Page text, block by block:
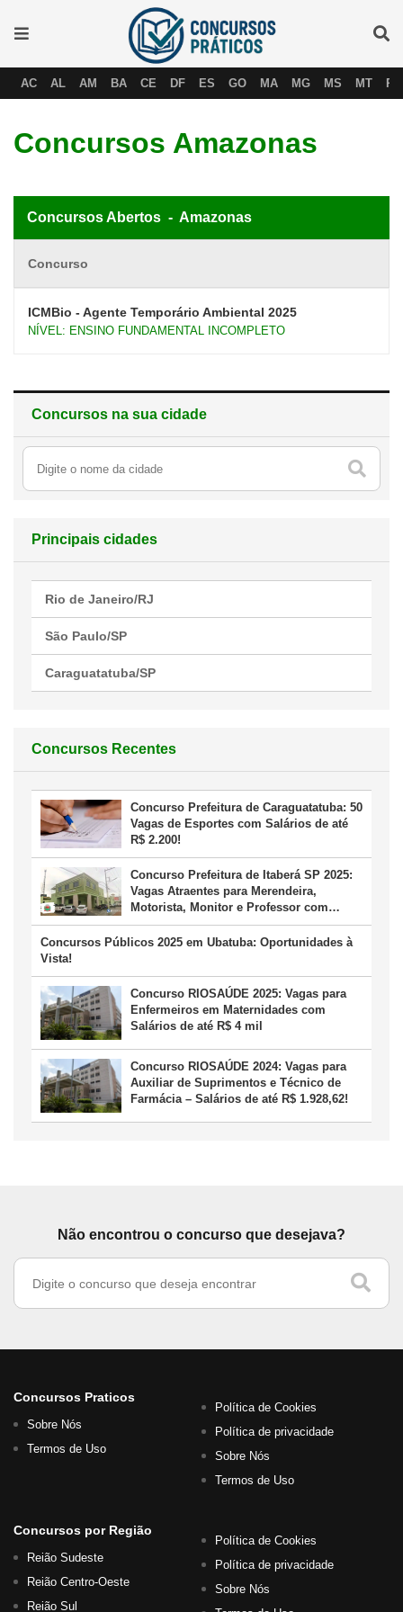
AC AL AM BA CE DF ES GO MA MG MS MT PA
Concursos Amazonas
Concursos Abertos - Amazonas
Concurso
ICMBio - Agente Temporário Ambiental 2025
NÍVEL: ENSINO FUNDAMENTAL INCOMPLETO
Concursos na sua cidade
Principais cidades
Rio de Janeiro/RJ
São Paulo/SP
Caraguatatuba/SP
Concursos Recentes
Concurso Prefeitura de Caraguatatuba: 50
Vagas de Esportes com Salários de até
R$ 2.200!
Concurso Prefeitura de Itaberá SP 2025:
Vagas Atraentes para Merendeira,
Motorista, Monitor e Professor com
Salários de até R$ 3,6 Mil
Concursos Públicos 2025 em Ubatuba: Oportunidades à
Vista!
Concurso RIOSAÚDE 2025: Vagas para
Enfermeiros em Maternidades com
Salários de até R$ 4 mil
Concurso RIOSAÚDE 2024: Vagas para
Auxiliar de Suprimentos e Técnico de
Farmácia – Salários de até R$ 1.928,62!
Não encontrou o concurso que desejava?
Concursos Praticos
Sobre Nós
Termos de Uso
Política de Cookies
Política de privacidade
Sobre Nós
Termos de Uso
Concursos por Região
Reião Sudeste
Reião Centro-Oeste
Reião Sul
Política de Cookies
Política de privacidade
Sobre Nós